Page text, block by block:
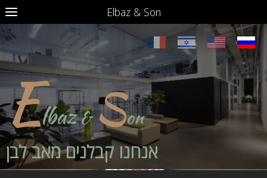
Elbaz & Son
Elbaz&Son
אנחנו קבלנים מאב לבן